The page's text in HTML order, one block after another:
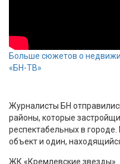
Больше сюжетов о
«БН-ТВ»
Журналисты БН
районы, которые
респектабельных в
объект и один,
ЖК «Кремлевские звезды»